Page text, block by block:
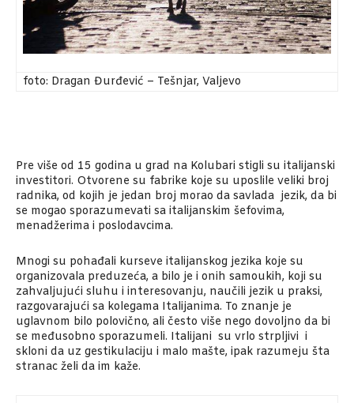
foto: Dragan Đurđević – Tešnjar, Valjevo
Pre više od 15 godina u grad na Kolubari stigli su italijanski
investitori. Otvorene su fabrike koje su uposlile veliki broj
radnika, od kojih je jedan broj morao da savlada jezik, da bi
se mogao sporazumevati sa italijanskim šefovima,
menadžerima i poslodavcima.
Mnogi su pohađali kurseve italijanskog jezika koje su
organizovala preduzeća, a bilo je i onih samoukih, koji su
zahvaljujući sluhu i interesovanju, naučili jezik u praksi,
razgovarajući sa kolegama Italijanima. To znanje je
uglavnom bilo polovično, ali često više nego dovoljno da bi
se međusobno sporazumeli. Italijani su vrlo strpljivi i
skloni da uz gestikulaciju i malo mašte, ipak razumeju šta
stranac želi da im kaže.